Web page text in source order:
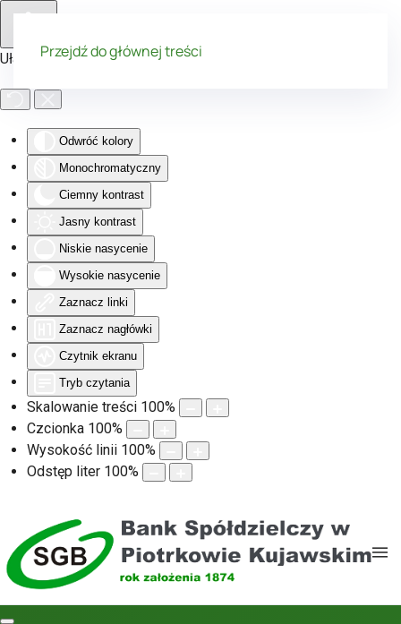
Ułatwienia dostępu
Odwróć kolory
Monochromatyczny
Ciemny kontrast
Jasny kontrast
Niskie nasycenie
Wysokie nasycenie
Zaznacz linki
Zaznacz nagłówki
Czytnik ekranu
Tryb czytania
Skalowanie treści 100%
Czcionka 100%
Wysokość linii 100%
Odstęp liter 100%
Przejdź do głównej treści